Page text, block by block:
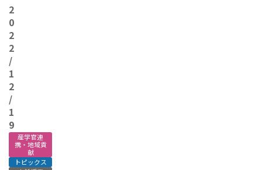
2
0
2
2
/
1
2
/
1
9
産学官連
携・地域貢
献
トピックス